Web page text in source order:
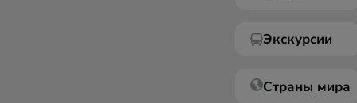
Экскурсии
Страны мира